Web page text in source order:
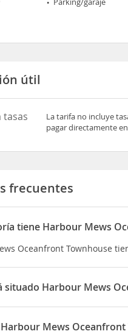
útil
tasas
La tarifa no incluye
pagar directamente
frecuentes
tiene Harbour Mews
Oceanfront Townhouse
situado Harbour Mews
Oceanfront Townhouse
Mews